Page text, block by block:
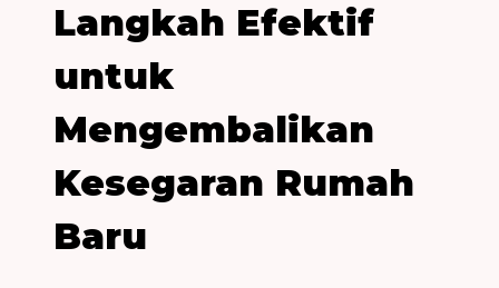
Langkah Efektif
untuk
Mengembalikan
Kesegaran Rumah
Baru